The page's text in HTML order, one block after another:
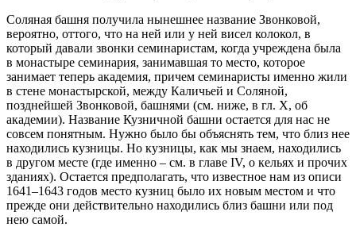
Соляная башня получила нынешнее название Звонковой,
вероятно, оттого, что на ней или у ней висел колокол, в
который давали звонки семинаристам, когда учреждена была
в монастыре семинария, занимавшая то место, которое
занимает теперь академия, причем семинаристы именно жили
в стене монастырской, между Каличьей и Соляной,
позднейшей Звонковой, башнями (см. ниже, в гл. X, об
академии). Название Кузничной башни остается для нас не
совсем понятным. Нужно было бы объяснять тем, что близ нее
находились кузницы. Но кузницы, как мы знаем, находились
в другом месте (где именно – см. в главе IV, о кельях и прочих
зданиях). Остается предполагать, что известное нам из описи
1641–1643 годов место кузниц было их новым местом и что
прежде они действительно находились близ башни или под
нею самой.